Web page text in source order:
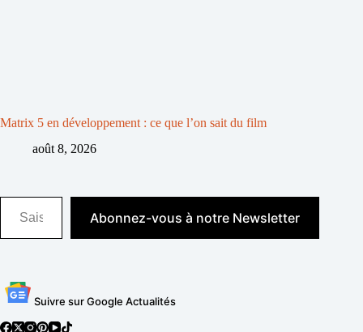
Matrix 5 en développement : ce que l’on sait du film
août 8, 2026
Saisissez votre adresse e-mail…
Abonnez-vous à notre Newsletter
Suivre sur Google Actualités